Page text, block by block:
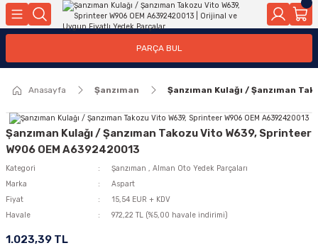
Geri Dön
Geri Dön
Geri Dön
Yakıt Pompası, Yakıt Hatları
Motor Elektrik
Ateşleme Buji Bobin Buji Kablosu
Alternatör Marş Motoru
Geri Dön
Geri Dön
Geri Dön
Kollar
Geri Dön
Geri Dön
Ön Arka
Geri Dön
PARÇA BUL
Anasayfa Şanzıman Şanzıman Kulağı / Şanzıman
Şanzıman Kulağı / Şanzıman Takozu Vito W639, Sprinteer
W906 OEM A6392420013
Kategori Şanzıman , Alman Oto Yedek Parçaları
Marka
Aspart
Fiyat
15,54 EUR + KDV
Havale
972,22 TL (%5,00 havale indirimi)
1.023,39 TL